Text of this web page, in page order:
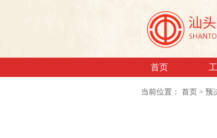
首页
当前位置： 首页 > 预